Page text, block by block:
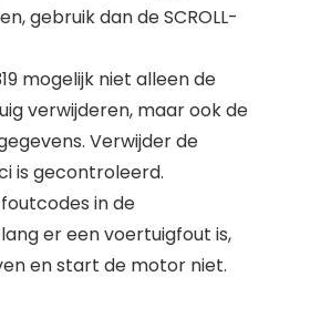
gebruik dan de SCROLL-
mogelijk niet alleen de
verwijderen, maar ook de
Verwijder de
is gecontroleerd.
in de
er een voertuigfout is,
en start de motor niet.